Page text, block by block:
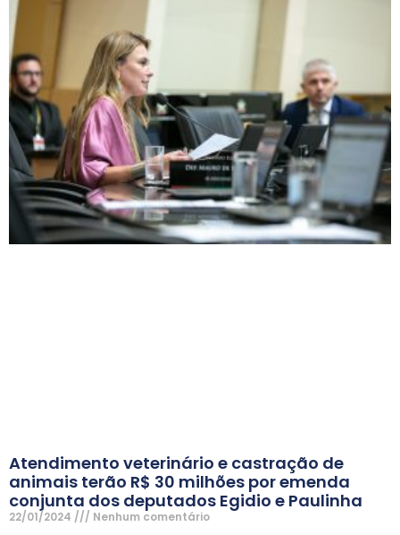
Atendimento veterinário e castração de
animais terão R$ 30 milhões por emenda
conjunta dos deputados Egidio e Paulinha
22/01/2024 Nenhum comentário